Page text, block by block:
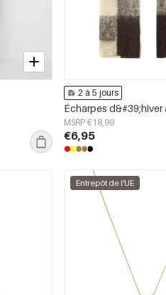
2 à 5 jours
MSRP €18,99
€6,95
Entrepôt de l'UE